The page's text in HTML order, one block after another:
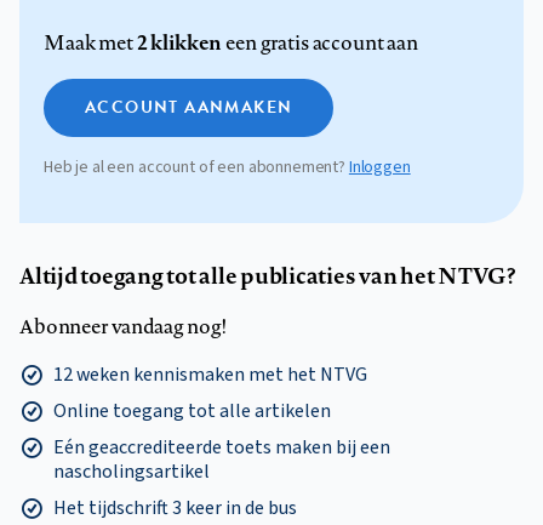
Maak met2 klikkeneen gratis account aan
ACCOUNT AANMAKEN
Heb je al een account of een abonnement? Inloggen
Altijd toegang tot alle publicaties van het NTVG?
Abonneer vandaag nog!
12 weken kennismaken met het NTVG
Online toegang tot alle artikelen
Eén geaccrediteerde toets maken bij een
nascholingsartikel
Het tijdschrift 3 keer in de bus